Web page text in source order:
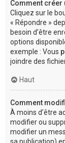
Comment créer
Cliquez sur le
« Répondre »
besoin d’être
options
exemple : Vous
joindre des
Haut
Comment
À moins d’être
modifier ou
modifier un
sa publication)